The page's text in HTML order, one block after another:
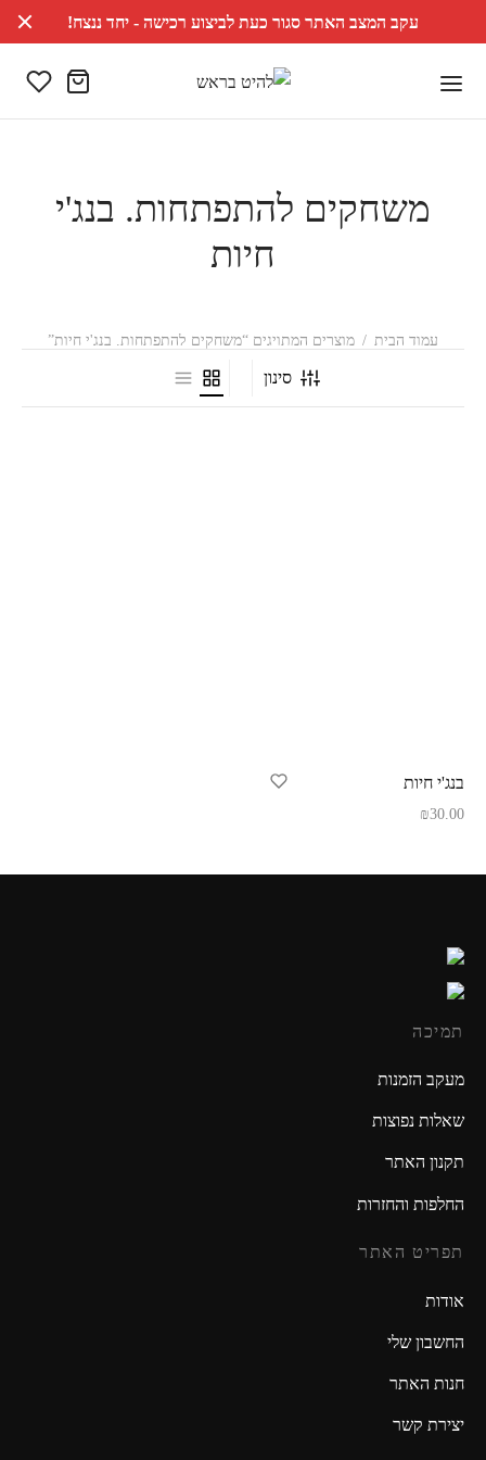
עקב המצב האתר סגור כעת לביצוע רכישה - יחד ננצח!
משחקים להתפתחות. בנג'י
חיות
עמוד הבית / מוצרים המתויגים “משחקים להתפתחות. בנג'י חיות”
סינון
בנג'י חיות
₪30.00
תמיכה
מעקב הזמנות
שאלות נפוצות
תקנון האתר
החלפות והחזרות
תפריט האתר
אודות
החשבון שלי
חנות האתר
יצירת קשר